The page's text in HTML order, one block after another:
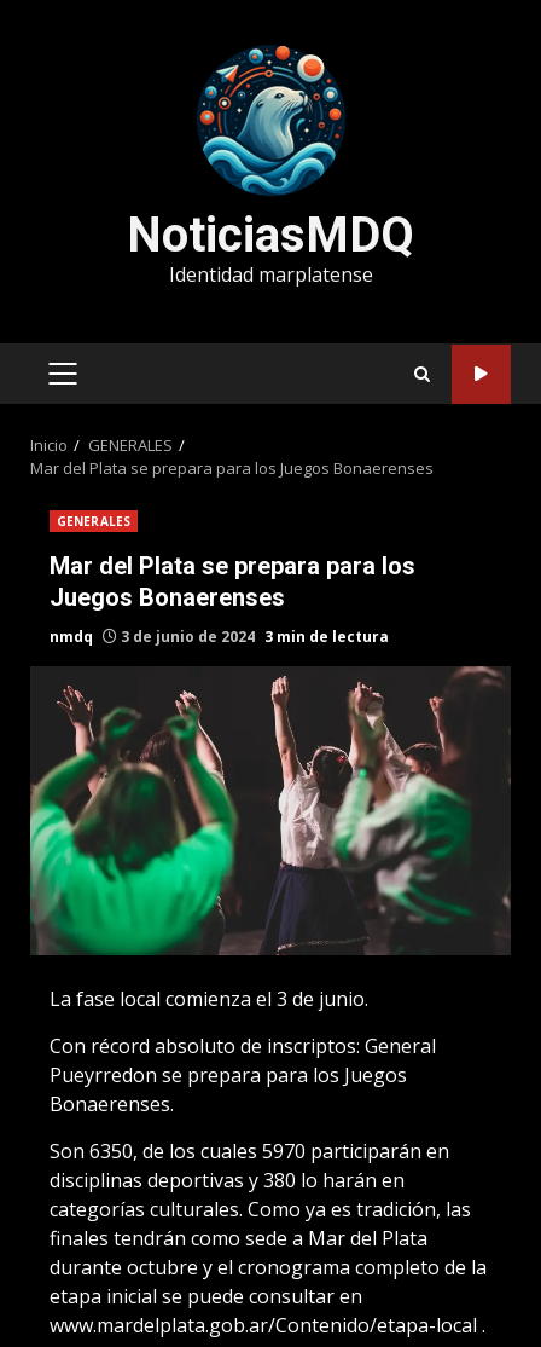
NoticiasMDQ
Identidad marplatense
MENÚ
Inicio
GENERALES
Mar del Plata se prepara para los Juegos Bonaerenses
GENERALES
Mar del Plata se prepara para los
Juegos Bonaerenses
nmdq 3 de junio de 2024 3 min de lectura
La fase local comienza el 3 de junio.
Con récord absoluto de inscriptos: General
Pueyrredon se prepara para los Juegos
Bonaerenses.
Son 6350, de los cuales 5970 participarán en
disciplinas deportivas y 380 lo harán en
categorías culturales. Como ya es tradición, las
finales tendrán como sede a Mar del Plata
durante octubre y el cronograma completo de la
etapa inicial se puede consultar en
www.mardelplata.gob.ar/Contenido/etapa-local .